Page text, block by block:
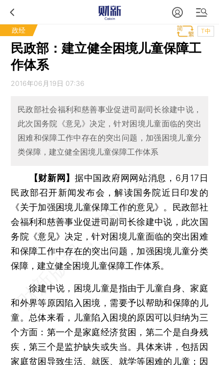
政经 T中
民政部：建立健全困境儿童保障工
作体系
2016年06月19日 07:36
民政部社会福利和慈善事业促进司副司长徐建中说，
此次国务院《意见》决定，针对困境儿童面临的突出
困难和保障工作中存在的突出问题，加强困境儿童分
类保障，建立健全困境儿童保障工作体系
【财新网】据中国政府网网站消息，6月17日
民政部召开新闻发布会，解读国务院近日印发的
《关于加强困境儿童保障工作的意见》。民政部社
会福利和慈善事业促进司副司长徐建中说，此次国
务院《意见》决定，针对困境儿童面临的突出困难
和保障工作中存在的突出问题，加强困境儿童分类
保障，建立健全困境儿童保障工作体系。
徐建中说，困境儿童是指由于儿童自身、家庭
和外界等原因陷入困境，需要予以帮助和保障的儿
童。总体来看，儿童陷入困境的原因可以归纳为三
个方面：第一个是家庭经济贫困，第二个是自身残
疾，第三个是监护缺失或失当。具体来讲，包括因
家庭贫困导致生活、就医、就学等困难的儿童；因